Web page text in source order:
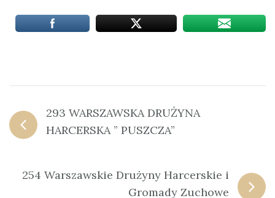
293 WARSZAWSKA DRUŻYNA
HARCERSKA ” PUSZCZA”
254 Warszawskie Drużyny Harcerskie i
Gromady Zuchowe